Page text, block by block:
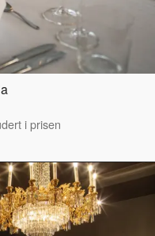
i prisen